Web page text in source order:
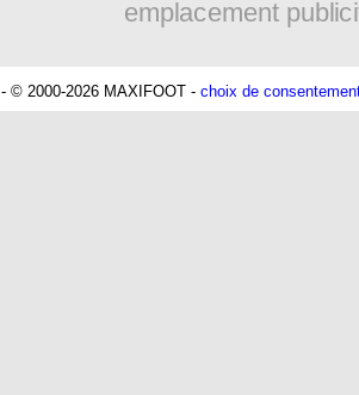
emplacement
- © 2000-2026 MAXIFOOT - choix de